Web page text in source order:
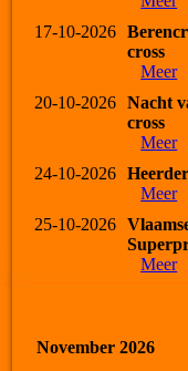
17-10-2026
cross
Meer
20-10-2026
Nacht
cross
Meer
24-10-2026
Meer
25-10-2026
Meer
November 2026